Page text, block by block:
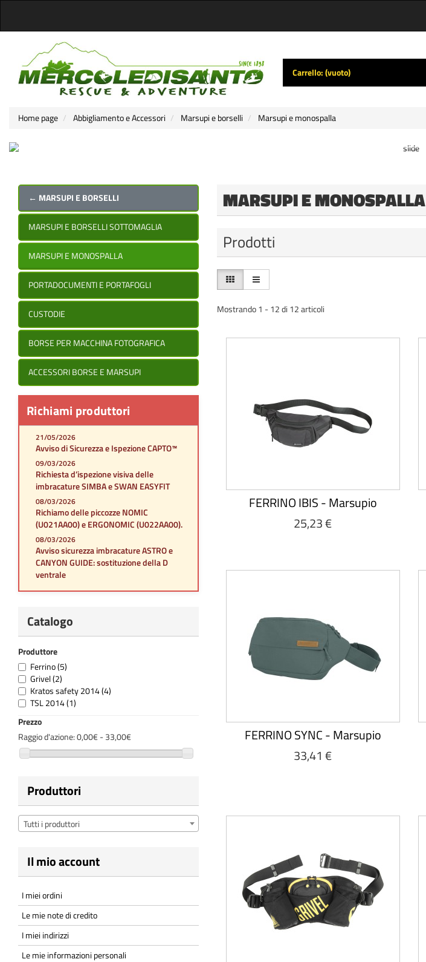
Carrello:(vuoto)
Home page Abbigliamento e Accessori Marsupi e borselli Marsupi e monospalla
← MARSUPI E BORSELLI
MARSUPI E BORSELLI SOTTOMAGLIA
MARSUPI E MONOSPALLA
PORTADOCUMENTI E PORTAFOGLI
CUSTODIE
BORSE PER MACCHINA FOTOGRAFICA
ACCESSORI BORSE E MARSUPI
Richiami produttori
21/05/2026
Avviso di Sicurezza e Ispezione CAPTO™
09/03/2026
Richiesta d’ispezione visiva delle
imbracature SIMBA e SWAN EASYFIT
08/03/2026
Richiamo delle piccozze NOMIC
(U021AA00) e ERGONOMIC (U022AA00).
08/03/2026
Avviso sicurezza imbracature ASTRO e
CANYON GUIDE: sostituzione della D
ventrale
Catalogo
Produttore
Ferrino(5)
Grivel(2)
Kratos safety 2014(4)
TSL 2014(1)
Prezzo
Raggio d'azione:0,00€ - 33,00€
Produttori
Tutti i produttori
Il mio account
I miei ordini
Le mie note di credito
I miei indirizzi
Le mie informazioni personali
MARSUPI E MONOSPALLA
Prodotti
Mostrando 1 - 12 di 12 articoli
FERRINO IBIS - Marsupio
25,23 €
FERRINO SYNC - Marsupio
33,41 €